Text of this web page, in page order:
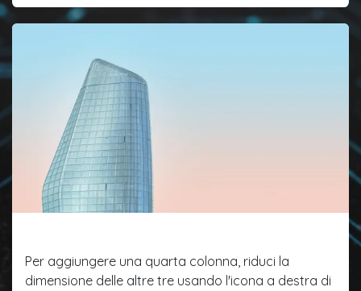
Per aggiungere una quarta colonna, riduci la
dimensione delle altre tre usando l'icona a destra di